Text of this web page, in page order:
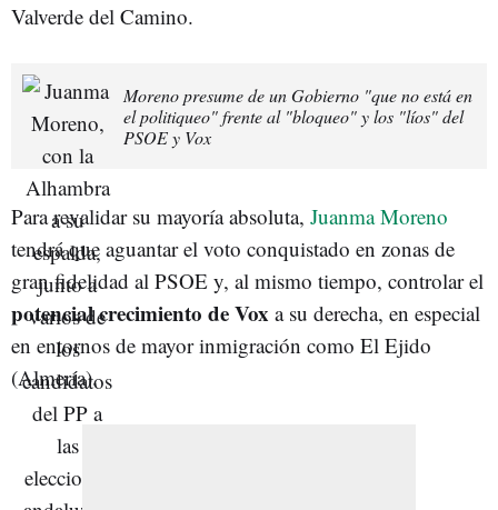
Valverde del Camino.
Moreno presume de un Gobierno "que no está en
el politiqueo" frente al "bloqueo" y los "líos" del
PSOE y Vox
Para revalidar su mayoría absoluta, Juanma Moreno
tendrá que aguantar el voto conquistado en zonas de
gran fidelidad al PSOE y, al mismo tiempo, controlar el
potencial crecimiento de Vox a su derecha, en especial
en entornos de mayor inmigración como El Ejido
(Almería).